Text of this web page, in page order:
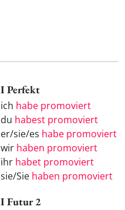
I Perfekt
ich habe promoviert
du habest promoviert
er/sie/es habe promoviert
wir haben promoviert
ihr habet promoviert
sie/Sie haben promoviert
I Futur 2